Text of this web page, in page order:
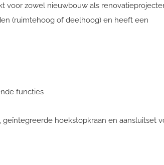
voor zowel nieuwbouw als
(ruimtehoog of deelhoog) en heeft een
functies
hoekstopkraan en aansluitset